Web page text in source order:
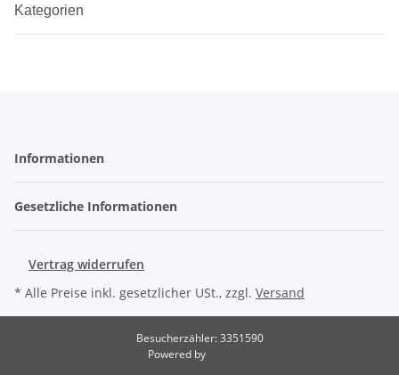
Kategorien
Informationen
Gesetzliche Informationen
Vertrag widerrufen
* Alle Preise inkl. gesetzlicher USt., zzgl. Versand
Besucherzähler: 3351590
Powered by